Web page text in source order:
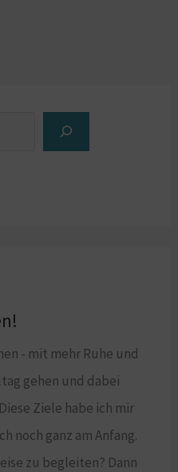
- mit mehr Ruhe und
gehen und dabei
Ziele habe ich mir
noch ganz am Anfang.
zu begleiten? Dann